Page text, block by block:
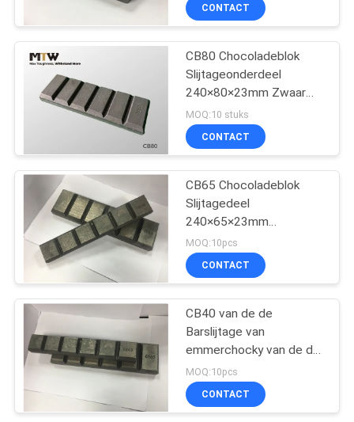
KWALITEITSCONTROLE
CONTACTEER
ONS
VERZOEK
OM EEN
CITAAT
SITEMAP
PRIVACY
POLICY
Groepsbladden en
overlappingen
De Plaat van de
spoorschoen
21
3,9KG
CONTACT
CB80 Chocoladeblok
Slijtageonderdeel
240×80×23mm Zwaar
materiaal
3,2KG
MOQ:10 stuks
CONTACT
CB65 Chocoladeblok
Slijtagedeel
240×65×23mm
Grondaangrijpend
Gereedschapsonderdeel
2,5KG
MOQ:10pcs
CONTACT
CB40 van de de
Barslijtage van
emmerchocky van de de
Beschermingsemmer de
Barlegering
MOQ:10pcs
CONTACT